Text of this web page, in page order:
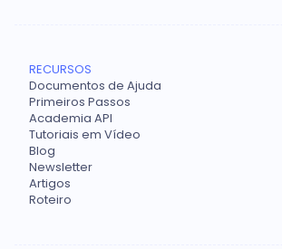
RECURSOS
Documentos de Ajuda
Primeiros Passos
Academia API
Tutoriais em Vídeo
Blog
Newsletter
Artigos
Roteiro